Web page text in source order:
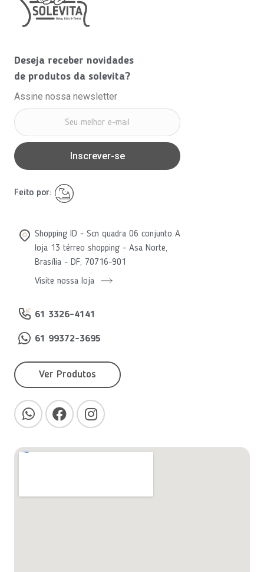
Deseja receber novidades
de produtos da solevita?
Assine nossa newsletter
Inscrever-se
Feito por:
Shopping ID - Scn quadra 06 conjunto A
loja 13 térreo shopping - Asa Norte,
Brasília - DF, 70716-901
Visite nossa loja
61 3326-4141
61 99372-3695
Ver Produtos